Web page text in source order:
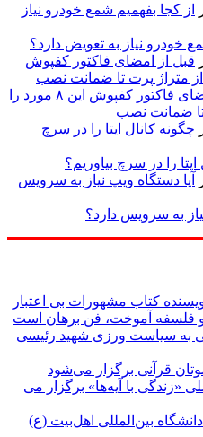
از کجا بفهمیم شمع خودرو نیاز
خودرو نیاز به تعویض دارد؟
قبل از امضای فاکتور کفپوش
قبل از امضای فاکتور کفپوش این ۸ مورد را
تا ضمانت نصب
چگونه کانال ایتا را در سرچ
را در سرچ بیاوریم؟
آیا دستگاه ویپ نیاز به سرویس
به سرویس دارد؟
کتاب مشهورات بی اعتبار
فلسفه آموخت، فن برهان است
به سیاست ورزی شهید رئیسی
قرآنی برگزار می‌شود
با آیه‌ها» برگزار می
دانشگاه بین‌المللی اهل‌بیت (ع)